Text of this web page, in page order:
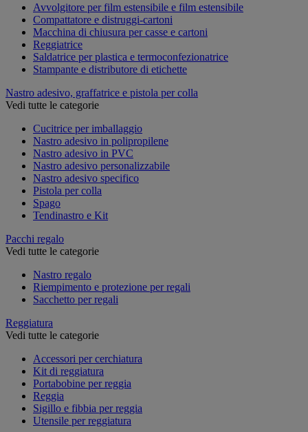
Avvolgitore per film estensibile e film estensibile
Compattatore e distruggi-cartoni
Macchina di chiusura per casse e cartoni
Reggiatrice
Saldatrice per plastica e termoconfezionatrice
Stampante e distributore di etichette
Nastro adesivo, graffatrice e pistola per colla
Vedi tutte le categorie
Cucitrice per imballaggio
Nastro adesivo in polipropilene
Nastro adesivo in PVC
Nastro adesivo personalizzabile
Nastro adesivo specifico
Pistola per colla
Spago
Tendinastro e Kit
Pacchi regalo
Vedi tutte le categorie
Nastro regalo
Riempimento e protezione per regali
Sacchetto per regali
Reggiatura
Vedi tutte le categorie
Accessori per cerchiatura
Kit di reggiatura
Portabobine per reggia
Reggia
Sigillo e fibbia per reggia
Utensile per reggiatura